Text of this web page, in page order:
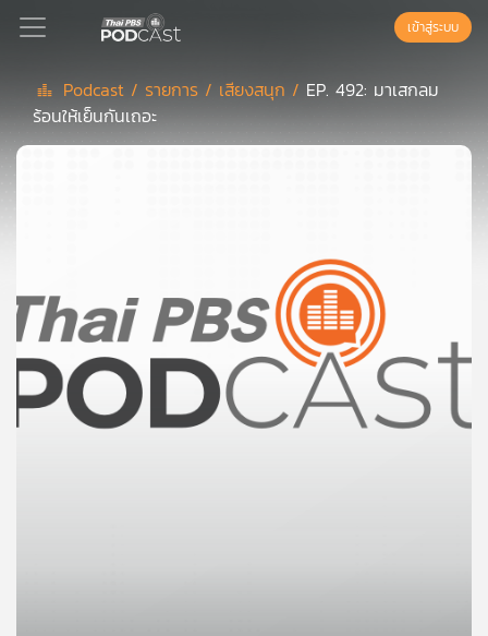
Podcast
แนะนำ
เพล
ย์
เข้าสู่ระบบ
Podcast / รายการ / เสียงสนุก / EP. 492: มาเสกลม
ร้อนให้เย็นกันเถอะ